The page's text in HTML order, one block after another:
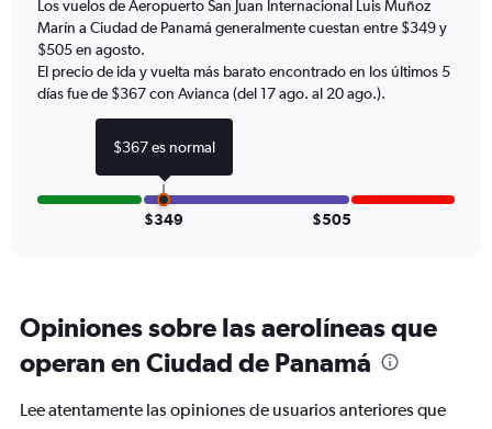
1
Y
axis
displaying
Number
to
Los vuelos de Aeropuerto San Juan Internacional Luis Muñoz
Marín a Ciudad de Panamá generalmente cuestan entre $349 y
$505 en agosto.
El precio de ida y vuelta más barato encontrado en los últimos 5
días fue de $367 con Avianca (del 17 ago. al 20 ago.).
$349 $505
Opiniones sobre las aerolíneas que
operan en Ciudad de Panamá
Lee atentamente las opiniones de usuarios anteriores que
$367 es normal